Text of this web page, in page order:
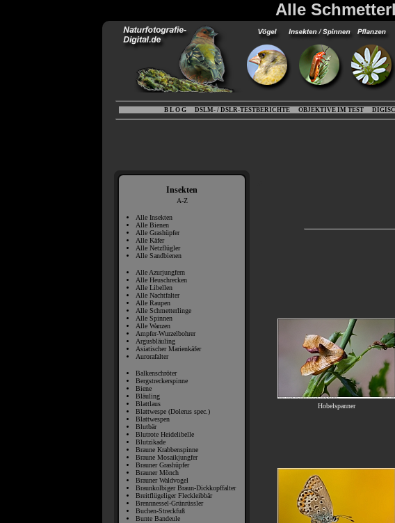
Alle
B L O G DSLM- / DSLR-TESTBERICHTE OBJEKTIVE IM TEST
Insekten
A-Z
Alle Insekten
Alle Bienen
Alle Grashüpfer
Alle Käfer
Alle Netzflügler
Alle Sandbienen
Alle Azurjungfern
Alle Heuschrecken
Alle Libellen
Alle Nachtfalter
Alle Raupen
Alle Schmetterlinge
Alle Spinnen
Alle Wanzen
Ampfer-Wurzelbohrer
Argusbläuling
Asiatischer Marienkäfer
Aurorafalter
Balkenschröter
Bergstreckerspinne
Biene
Bläuling
Blattlaus
Blattwespe (Dolerus spec.)
Blattwespen
Blutbär
Blutrote Heidelibelle
Blutzikade
Braune Krabbenspinne
Braune Mosaikjungfer
Brauner Grashüpfer
Brauner Mönch
Brauner Waldvogel
Braunkolbiger Braun-Dickkopffalter
Breitflügeliger Fleckleibbär
Brennnessel-Grünrüssler
Buchen-Streckfuß
Bunte Bandeule
Hobelspanner